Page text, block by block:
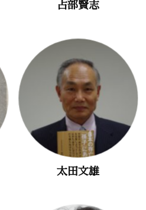
占部賢志
太田文雄